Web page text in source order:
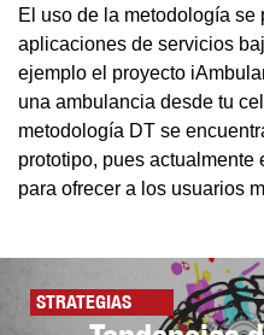
El uso de la metodología se
aplicaciones de servicios
ejemplo el proyecto
una ambulancia desde tu
metodología DT se
prototipo, pues
para ofrecer a los usuarios
STRATEGIAS